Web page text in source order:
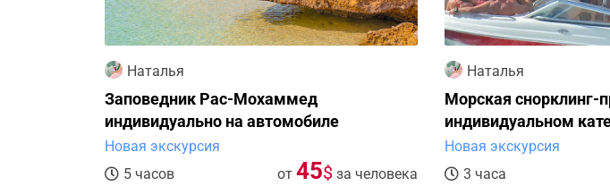
Наталья
Заповедник Рас-Мохаммед
индивидуально на автомобиле
Новая экскурсия
5 часов
от 45$ за человека
Наталья
Морская снорклинг-
индивидуальном
Новая экскурсия
3 часа